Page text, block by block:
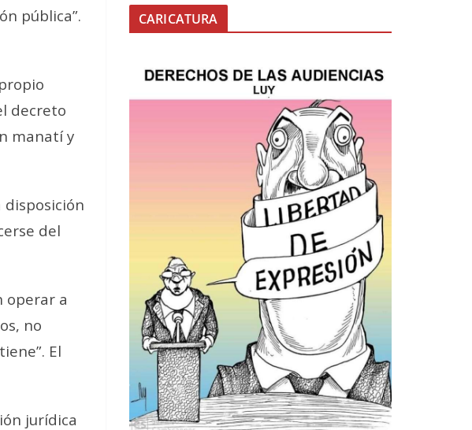
pública”.
decreto
manatí y
disposición
del
operar a
no
El
jurídica
CARICATURA